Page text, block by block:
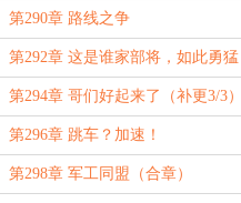
第290章 路线之争
第292章 这是谁家部将，如此勇猛
（补更1/3）
第294章 哥们好起来了（补更3/3）
第296章 跳车？加速！
第298章 军工同盟（合章）